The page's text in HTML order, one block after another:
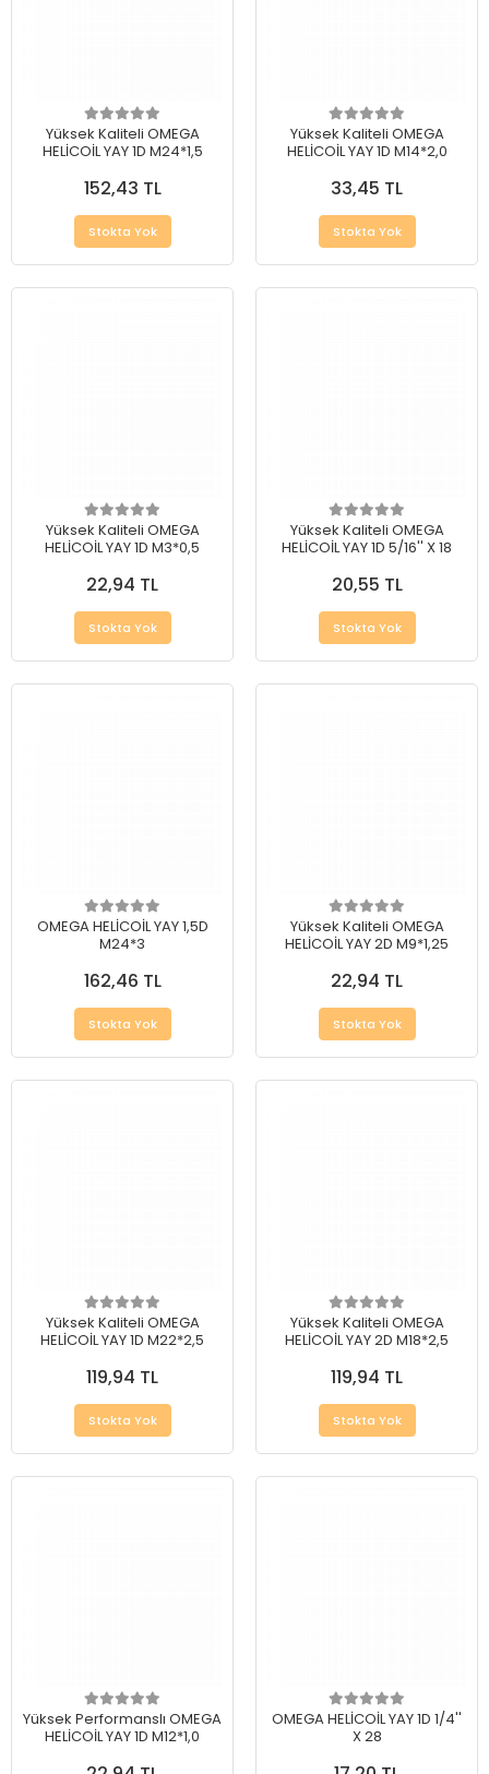
Yüksek Kaliteli OMEGA
HELİCOİL YAY 1D M24*1,5
152,43 TL
Stokta Yok
Yüksek Kaliteli OMEGA
HELİCOİL YAY 1D M14*2,0
33,45 TL
Stokta Yok
Yüksek Kaliteli OMEGA
HELİCOİL YAY 1D M3*0,5
22,94 TL
Stokta Yok
Yüksek Kaliteli OMEGA
HELİCOİL YAY 1D 5/16'' X 18
20,55 TL
Stokta Yok
OMEGA HELİCOİL YAY 1,5D
M24*3
162,46 TL
Stokta Yok
Yüksek Kaliteli OMEGA
HELİCOİL YAY 2D M9*1,25
22,94 TL
Stokta Yok
Yüksek Kaliteli OMEGA
HELİCOİL YAY 1D M22*2,5
119,94 TL
Stokta Yok
Yüksek Kaliteli OMEGA
HELİCOİL YAY 2D M18*2,5
119,94 TL
Stokta Yok
Yüksek Performanslı OMEGA
HELİCOİL YAY 1D M12*1,0
OMEGA HELİCOİL YAY 1D 1/4''
X 28